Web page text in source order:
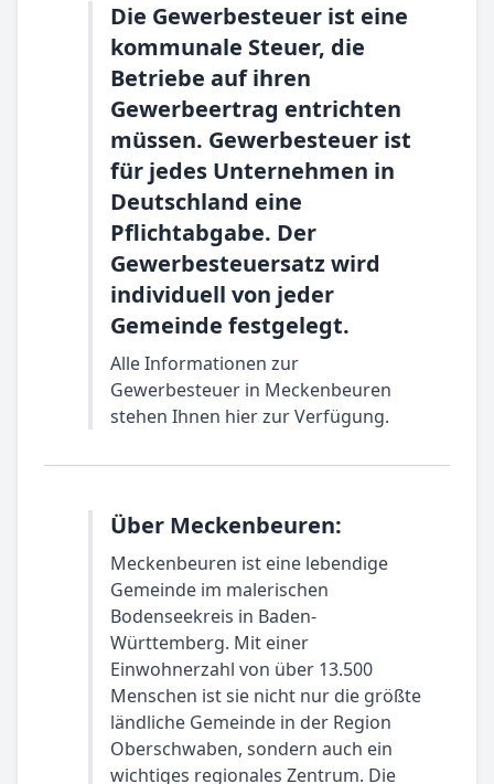
Die Gewerbesteuer ist eine
kommunale Steuer, die
Betriebe auf ihren
Gewerbeertrag entrichten
müssen. Gewerbesteuer ist
für jedes Unternehmen in
Deutschland eine
Pflichtabgabe. Der
Gewerbesteuersatz wird
individuell von jeder
Gemeinde festgelegt.
Alle Informationen zur
Gewerbesteuer in Meckenbeuren
stehen Ihnen hier zur Verfügung.
Über Meckenbeuren:
Meckenbeuren ist eine lebendige
Gemeinde im malerischen
Bodenseekreis in Baden-
Württemberg. Mit einer
Einwohnerzahl von über 13.500
Menschen ist sie nicht nur die größte
ländliche Gemeinde in der Region
Oberschwaben, sondern auch ein
wichtiges regionales Zentrum. Die